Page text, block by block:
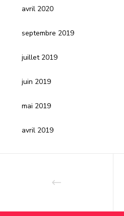
avril 2020
septembre 2019
juillet 2019
juin 2019
mai 2019
avril 2019